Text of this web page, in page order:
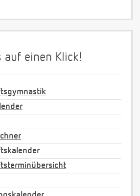
auf einen Klick!